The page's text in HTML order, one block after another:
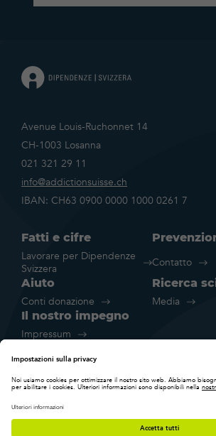
Avenue Louis-Ruchonnet 14
CH-1003 Losanna
021 321 29 11
info@addictionsuisse.ch
IBAN: CH63 0900 0000 1000 0261 7
Fatti e cifre
Lavorare per Dipendenze
Svizzera
Contatto
Aiuto
Conti donazione
Ricerca
Media
Il nostro impegno
Impressum
Dichiarazione sulla protezione dei